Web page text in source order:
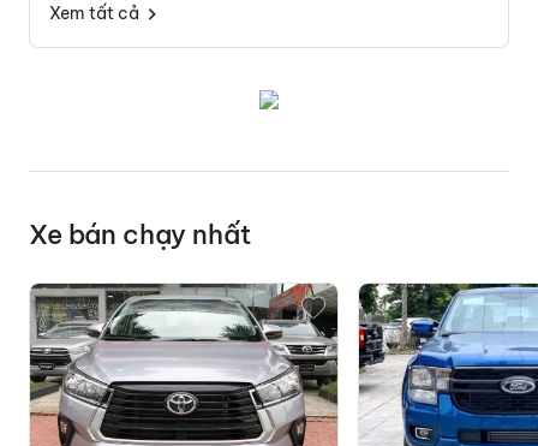
Xem tất cả
Xe bán chạy nhất